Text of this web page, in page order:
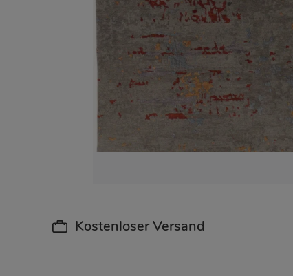
Kostenloser Versand